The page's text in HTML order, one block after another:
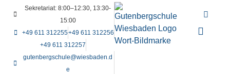
Sekretariat: 8:00–12:30, 13:30-
15:00
+49 611 312255+49 611 312256
+49 611 312257
gutenbergschule@wiesbaden.d
e